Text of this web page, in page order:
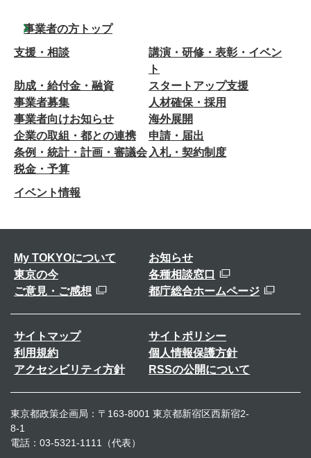
事業者の方トップ
支援・相談
講演・研修・表彰・イベン
ト
助成・給付金・融資
スタートアップ支援
事業者募集
人材確保・採用
事業者向けお知らせ
海外展開
企業の取組・都との連携
申請・届出
条例・統計・計画・審議会 入札・契約制度
税金・予算
イベント情報
My TOKYOについて
お知らせ
東京の今
各種相談窓口
ご意見・ご感想
都庁総合ホームページ
サイトマップ
サイトポリシー
利用規約
個人情報保護方針
アクセシビリティ方針
RSSの公開について
東京都政策企画局：〒163-8001 東京都新宿区西新宿2-
8-1
電話：03-5321-1111（代表）